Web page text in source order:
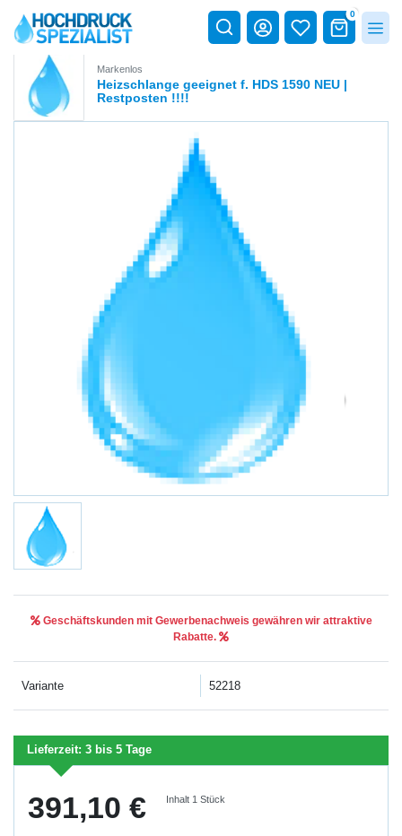
0
Markenlos
Heizschlange geeignet f. HDS 1590 NEU |
Restposten !!!!
Geschäftskunden mit Gewerbenachweis gewähren wir attraktive
Rabatte.
Variante 52218
Lieferzeit: 3 bis 5 Tage
391,10 € Inhalt 1Stück